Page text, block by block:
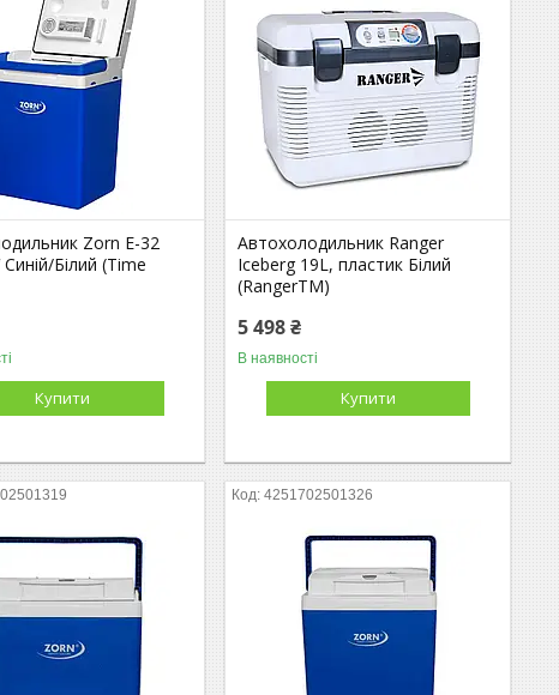
Zorn E-32
Білий (Time
Купити
Автохолодильник Ranger
Iceberg 19L, пластик Білий
(RangerTM)
5 498 ₴
В наявності
Купити
4251702501326